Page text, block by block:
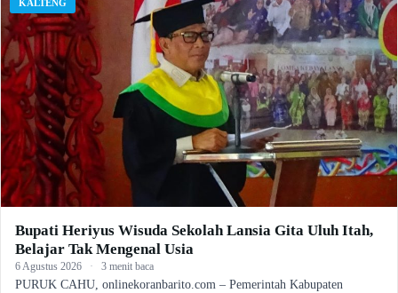
KALTENG
Bupati Heriyus Wisuda Sekolah Lansia Gita Uluh Itah,
Belajar Tak Mengenal Usia
6 Agustus 2026 · 3 menit baca
PURUK CAHU, onlinekoranbarito.com – Pemerintah Kabupaten